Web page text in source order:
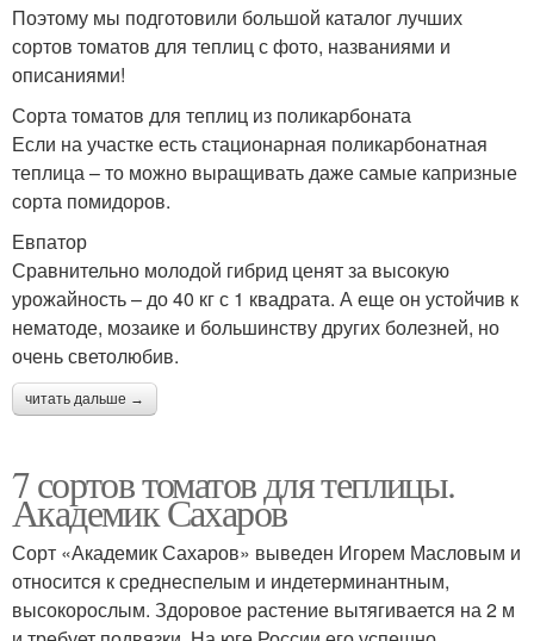
Поэтому мы подготовили большой каталог лучших
сортов томатов для теплиц с фото, названиями и
описаниями!
Сорта томатов для теплиц из поликарбоната
Если на участке есть стационарная поликарбонатная
теплица – то можно выращивать даже самые капризные
сорта помидоров.
Евпатор
Сравнительно молодой гибрид ценят за высокую
урожайность – до 40 кг с 1 квадрата. А еще он устойчив к
нематоде, мозаике и большинству других болезней, но
очень светолюбив.
читать дальше →
7 сортов томатов для теплицы.
Академик Сахаров
Сорт «Академик Сахаров» выведен Игорем Масловым и
относится к среднеспелым и индетерминантным,
высокорослым. Здоровое растение вытягивается на 2 м